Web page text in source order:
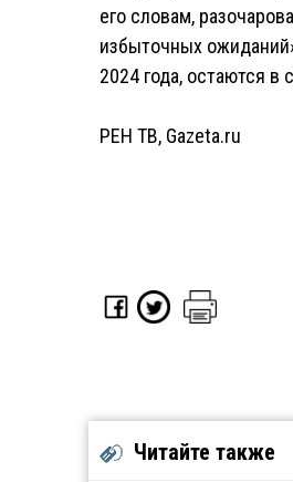
его словам,
избыточных
2024 года, остаются в
РЕН ТВ, Gazeta.ru
Читайте также